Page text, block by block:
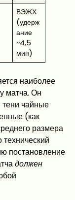
ВЭЖХ
(удерж
ание
~4,5
мин)
наиболее
матча. Он
чайные
(как
размера
постановление
должен